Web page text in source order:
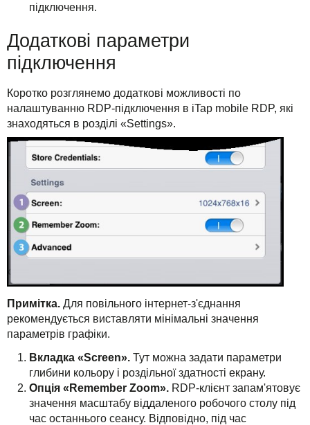
підключення.
Додаткові параметри
підключення
Коротко розглянемо додаткові можливості по
налаштуванню RDP-підключення в iTap mobile RDP, які
знаходяться в розділі «Settings».
Примітка. Для повільного інтернет-з'єднання
рекомендується виставляти мінімальні значення
параметрів графіки.
Вкладка «Screen». Тут можна задати параметри
глибини кольору і роздільної здатності екрану.
Опція «Remember Zoom». RDP-клієнт запам'ятовує
значення масштабу віддаленого робочого столу під
час останнього сеансу. Відповідно, під час